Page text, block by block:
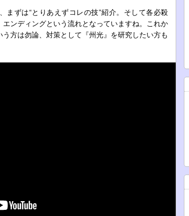
ずは“とりあえずコレの技”紹介。そして各必殺
ンディングという流れとなっていますね。これか
方は勿論、対策として『州光』を研究したい方も